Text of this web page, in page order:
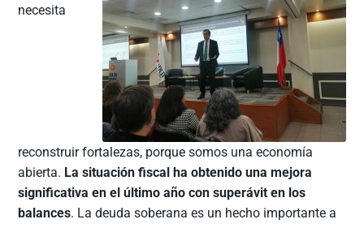
necesita
reconstruir fortalezas, porque somos una economía
abierta. La situación fiscal ha obtenido una mejora
significativa en el último año con superávit en los
balances. La deuda soberana es un hecho importante a